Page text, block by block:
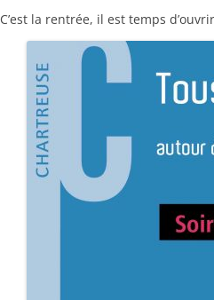
C’est la rentrée, il est temps